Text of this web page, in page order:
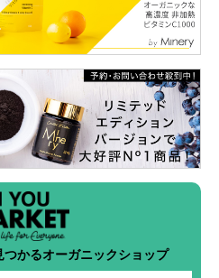
かるオーガニックショップ